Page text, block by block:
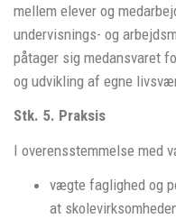
mellem elever og
undervisnings- og
påtager sig medansvaret
og udvikling af egne
Stk. 5. Praksis
I overensstemmelse med
vægte faglighed og
at